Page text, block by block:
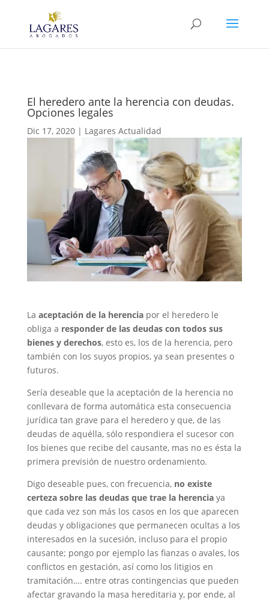
El heredero ante la herencia con deudas.
Opciones legales
Dic 17, 2020| Lagares Actualidad
La aceptación de la herenciapor el heredero le
obliga a responder de las deudas con todos sus
bienes y derechos, esto es, los de la herencia, pero
también con los suyos propios, ya sean presentes o
futuros.
Sería deseable que la aceptación de la herencia no
conllevara de forma automática esta consecuencia
jurídica tan grave para el heredero y que, de las
deudas de aquélla, sólo respondiera el sucesor con
los bienes que recibe del causante, mas no es ésta la
primera previsión de nuestro ordenamiento.
Digo deseable pues, con frecuencia, no existe
certeza sobre las deudas que trae la herenciaya
que cada vez son más los casos en los que aparecen
deudas y obligaciones que permanecen ocultas a los
interesados en la sucesión, incluso para el propio
causante; pongo por ejemplo las fianzas o avales, los
conflictos en gestación, así como los litigios en
tramitación…. entre otras contingencias que pueden
afectar gravando la masa hereditaria y, por ende, al